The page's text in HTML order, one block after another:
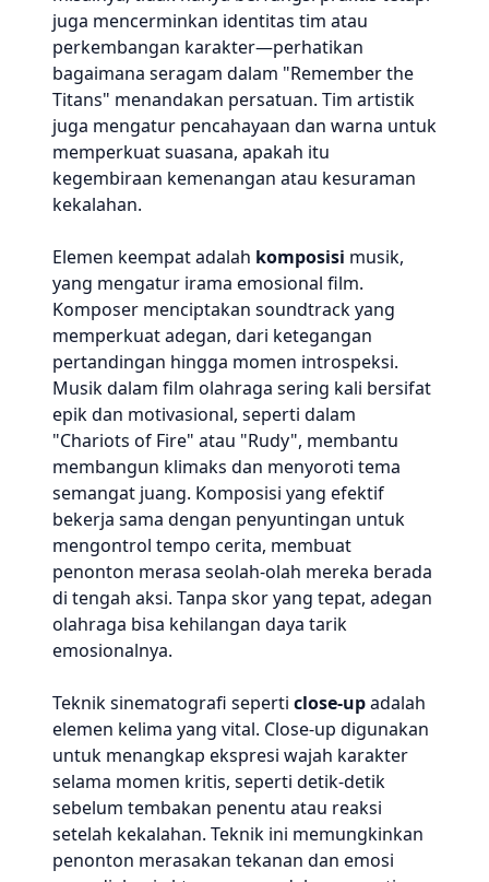
juga mencerminkan identitas tim atau
perkembangan karakter—perhatikan
bagaimana seragam dalam "Remember the
Titans" menandakan persatuan. Tim artistik
juga mengatur pencahayaan dan warna untuk
memperkuat suasana, apakah itu
kegembiraan kemenangan atau kesuraman
kekalahan.
Elemen keempat adalah komposisi musik,
yang mengatur irama emosional film.
Komposer menciptakan soundtrack yang
memperkuat adegan, dari ketegangan
pertandingan hingga momen introspeksi.
Musik dalam film olahraga sering kali bersifat
epik dan motivasional, seperti dalam
"Chariots of Fire" atau "Rudy", membantu
membangun klimaks dan menyoroti tema
semangat juang. Komposisi yang efektif
bekerja sama dengan penyuntingan untuk
mengontrol tempo cerita, membuat
penonton merasa seolah-olah mereka berada
di tengah aksi. Tanpa skor yang tepat, adegan
olahraga bisa kehilangan daya tarik
emosionalnya.
Teknik sinematografi seperti close-upadalah
elemen kelima yang vital. Close-up digunakan
untuk menangkap ekspresi wajah karakter
selama momen kritis, seperti detik-detik
sebelum tembakan penentu atau reaksi
setelah kekalahan. Teknik ini memungkinkan
penonton merasakan tekanan dan emosi